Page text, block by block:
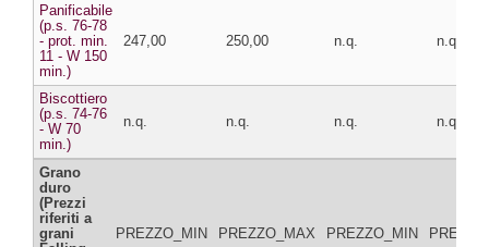
Panificabile
(p.s. 76-78
- prot. min.
11 - W 150
min.)
247,00 250,00 n.q. n.q.
Biscottiero
(p.s. 74-76
- W 70
min.)
n.q. n.q. n.q. n.q.
Grano
duro
(Prezzi
riferiti a
grani
PREZZO_MIN PREZZO_MAX PREZZO_MIN